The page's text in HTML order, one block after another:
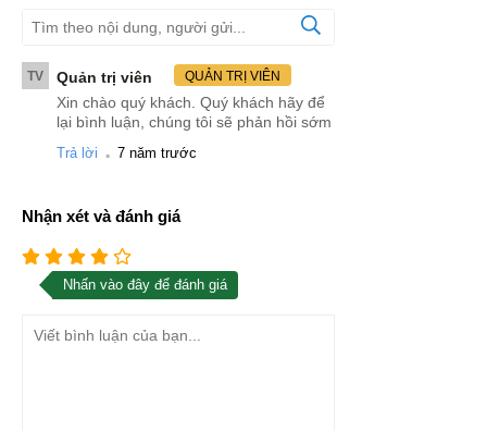
TV Quản trị viên QUẢN TRỊ VIÊN
Xin chào quý khách. Quý khách hãy để
lại bình luận, chúng tôi sẽ phản hồi sớm
Trả lời . 7 năm trước
Nhận xét và đánh giá
Nhấn vào đây để đánh giá